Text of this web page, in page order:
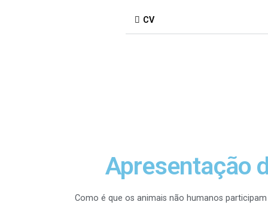
CV
Apresentação
Como é que os animais não humanos